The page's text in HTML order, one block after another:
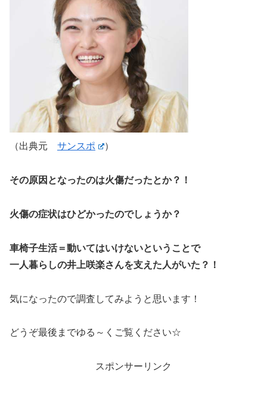
（出典元 サンスポ ）
その原因となったのは火傷だったとか？！
火傷の症状はひどかったのでしょうか？
車椅子生活＝動いてはいけないということで
一人暮らしの井上咲楽さんを支えた人がいた？！
気になったので調査してみようと思います！
どうぞ最後までゆる～くご覧ください☆
スポンサーリンク